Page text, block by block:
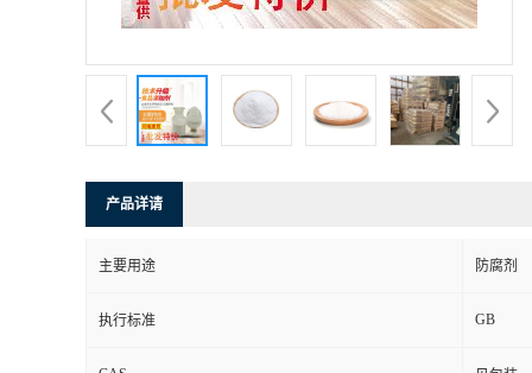
产品详请
主要用途 防腐剂
执行标准 GB